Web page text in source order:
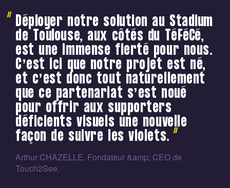
Déployer notre solution au Stadium
de Toulouse, aux côtés du TéFéCé,
est une immense fierté pour nous.
C’est ici que notre projet est né,
et c’est donc tout naturellement
que ce partenariat s’est noué
pour offrir aux supporters
déficients visuels une nouvelle
façon de suivre les violets.
Arthur CHAZELLE, Fondateur &amp; CEO de
Touch2See.